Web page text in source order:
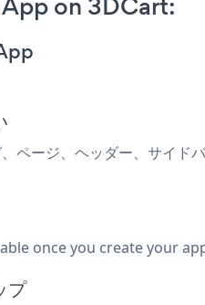
ページ、ヘッダー、サイド
once you create your
プ